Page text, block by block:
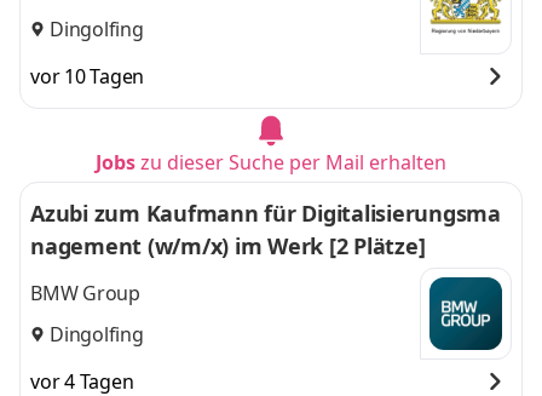
Dingolfing
vor 10 Tagen
Jobszu dieser Suche per Mail erhalten
Azubi zum Kaufmann für Digitalisierungsma
nagement (w/m/x) im Werk [2 Plätze]
BMW Group
Dingolfing
vor 4 Tagen